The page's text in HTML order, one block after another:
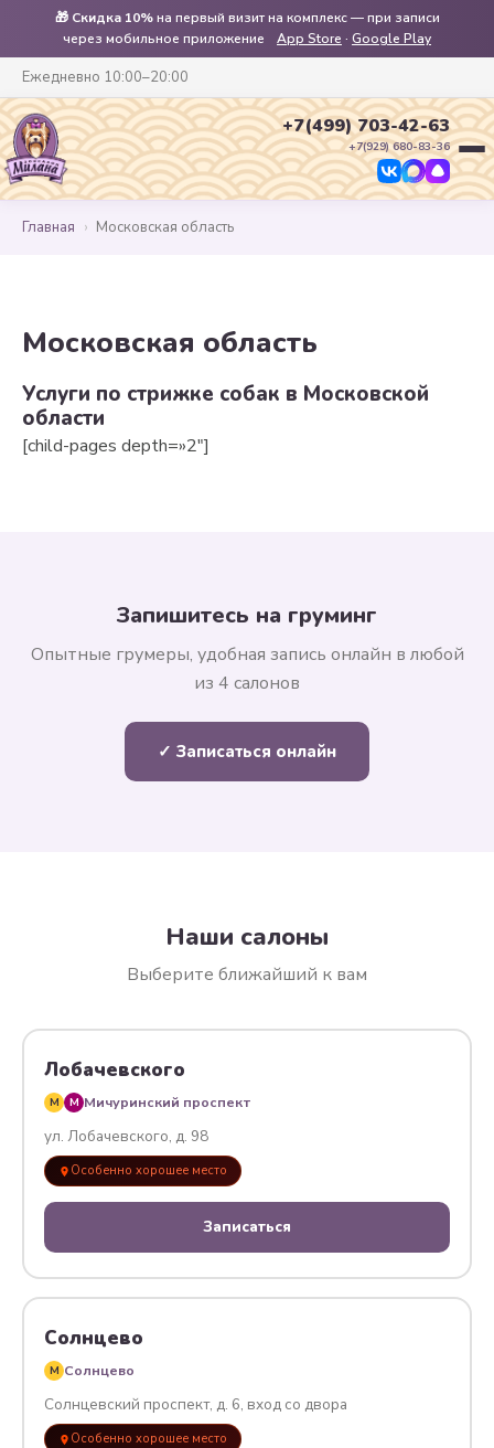
🎁 Скидка 10%на первый визит на комплекс — при записи
через мобильное приложение
App Store · Google Play
Ежедневно 10:00–20:00
+7(499) 703-42-63
+7(929) 680-83-36
Главная › Московская область
Московская область
Услуги по стрижке собак в Московской
области
[child-pages depth=»2″]
Запишитесь на груминг
Опытные грумеры, удобная запись онлайн в любой
из 4 салонов
✓ Записаться онлайн
Наши салоны
Выберите ближайший к вам
Лобачевского
M M Мичуринский проспект
ул. Лобачевского, д. 98
Особенно хорошее место
Записаться
Солнцево
M Солнцево
Солнцевский проспект, д. 6, вход со двора
Особенно хорошее место